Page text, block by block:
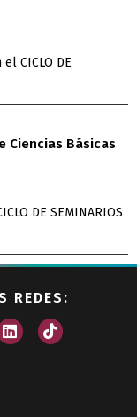
CICLO DE
Ciencias Básicas
DE SEMINARIOS
REDES: